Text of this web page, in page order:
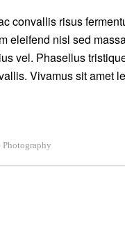
convallis risus
eleifend nisl sed
vel. Phasellus
Vivamus sit amet
Photography